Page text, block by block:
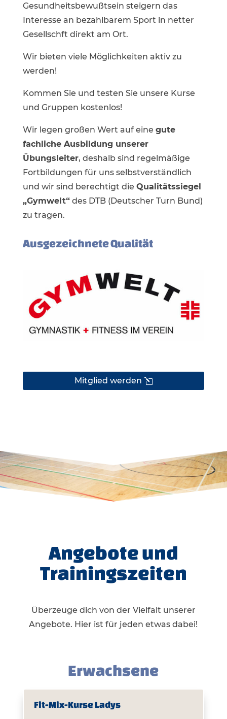
Gesundheitsbewußtsein steigern das
Interesse an bezahlbarem Sport in netter
Gesellschft direkt am Ort.
Wir bieten viele Möglichkeiten aktiv zu
werden!
Kommen Sie und testen Sie unsere Kurse
und Gruppen kostenlos!
Wir legen großen Wert auf eine gute
fachliche Ausbildung unserer
Übungsleiter, deshalb sind regelmäßige
Fortbildungen für uns selbstverständlich
und wir sind berechtigt die Qualitätssiegel
„Gymwelt“des DTB (Deutscher Turn Bund)
zu tragen.
Ausgezeichnete Qualität
Mitglied werden
Angebote und
Trainingszeiten
Überzeuge dich von der Vielfalt unserer
Angebote. Hier ist für jeden etwas dabei!
Erwachsene
Fit-Mix-Kurse Ladys